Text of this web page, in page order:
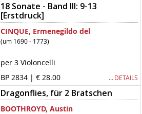
18 Sonate - Band III: 9-13
[Erstdruck]
CINQUE, Ermenegildo del
(um 1690 - 1773)
per 3 Violoncelli
BP 2834 | € 28.00 … DETAILS
Dragonflies, für 2 Bratschen
BOOTHROYD, Austin